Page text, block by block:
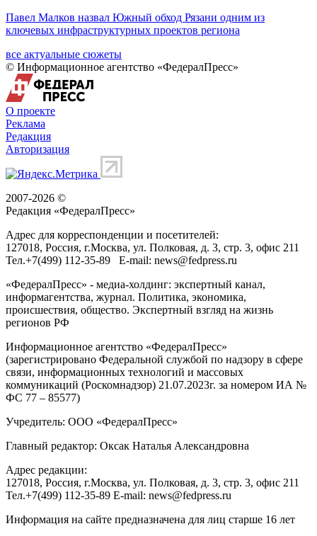
Павел Малков назвал Южный обход Рязани одним из
ключевых инфраструктурных проектов региона
все актуальные сюжеты
© Информационное агентство «ФедералПресс»
О проекте
Реклама
Редакция
Авторизация
2007-2026 ©
Редакция «ФедералПресс»
Адрес для корреспонденции и посетителей:
127018, Россия, г.Москва, ул. Полковая, д. 3, стр. 3, офис 211
Тел.+7(499) 112-35-89 E-mail: news@fedpress.ru
«ФедералПресс» - медиа-холдинг: экспертный канал,
информагентства, журнал. Политика, экономика,
происшествия, общество. Экспертный взгляд на жизнь
регионов РФ
Информационное агентство «ФедералПресс»
(зарегистрировано Федеральной службой по надзору в сфере
связи, информационных технологий и массовых
коммуникаций (Роскомнадзор) 21.07.2023г. за номером ИА №
ФС 77 – 85577)
Учредитель: ООО «ФедералПресс»
Главный редактор: Оксак Наталья Александровна
Адрес редакции:
127018, Россия, г.Москва, ул. Полковая, д. 3, стр. 3, офис 211
Тел.+7(499) 112-35-89 E-mail: news@fedpress.ru
Информация на сайте предназначена для лиц старше 16 лет